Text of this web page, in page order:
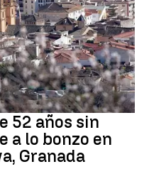
52 años sin
a lo bonzo en
Granada